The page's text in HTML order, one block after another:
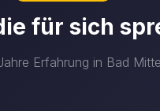
für sich
Erfahrung in Bad